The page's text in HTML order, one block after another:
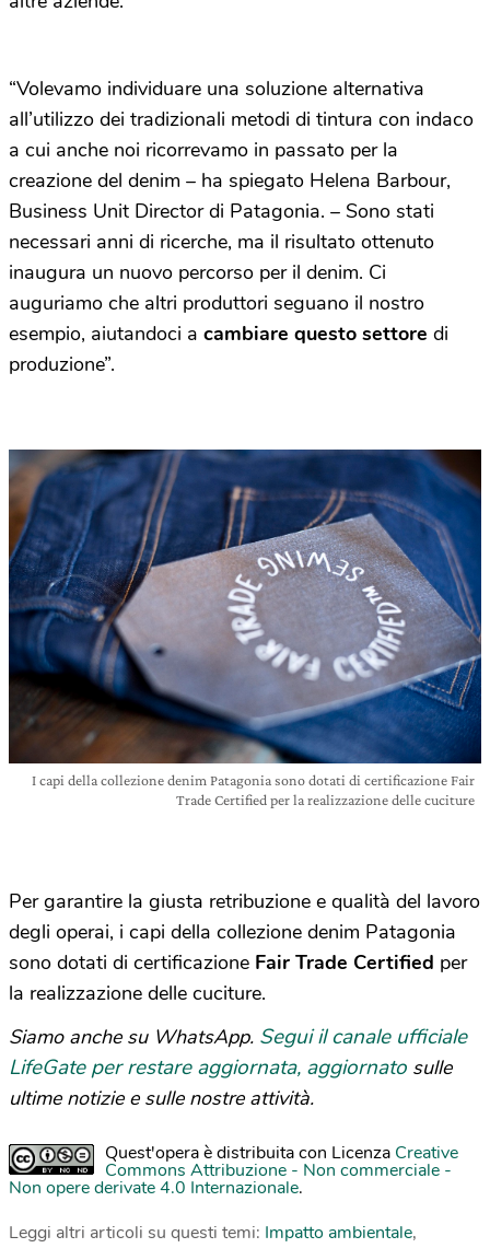
“Volevamo individuare una soluzione alternativa
all’utilizzo dei tradizionali metodi di tintura con indaco
a cui anche noi ricorrevamo in passato per la
creazione del denim – ha spiegato Helena Barbour,
Business Unit Director di Patagonia. – Sono stati
necessari anni di ricerche, ma il risultato ottenuto
inaugura un nuovo percorso per il denim. Ci
auguriamo che altri produttori seguano il nostro
esempio, aiutandoci a cambiare questo settore di
produzione”.
I capi della collezione denim Patagonia sono dotati di certificazione Fair
Trade Certified per la realizzazione delle cuciture
Per garantire la giusta retribuzione e qualità del lavoro
degli operai, i capi della collezione denim Patagonia
sono dotati di certificazione Fair Trade Certified per
la realizzazione delle cuciture.
Siamo anche su WhatsApp. Segui il canale ufficiale
LifeGate per restare aggiornata, aggiornato sulle
ultime notizie e sulle nostre attività.
Quest'opera è distribuita con Licenza Creative
Commons Attribuzione - Non commerciale -
Non opere derivate 4.0 Internazionale.
Leggi altri articoli su questi temi: Impatto ambientale,